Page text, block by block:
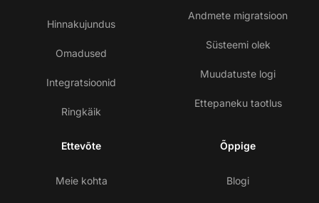
Hinnakujundus
Omadused
Integratsioonid
Ringkäik
Andmete migratsioon
Süsteemi olek
Muudatuste logi
Ettepaneku taotlus
Ettevõte
Meie kohta
Õppige
Blogi